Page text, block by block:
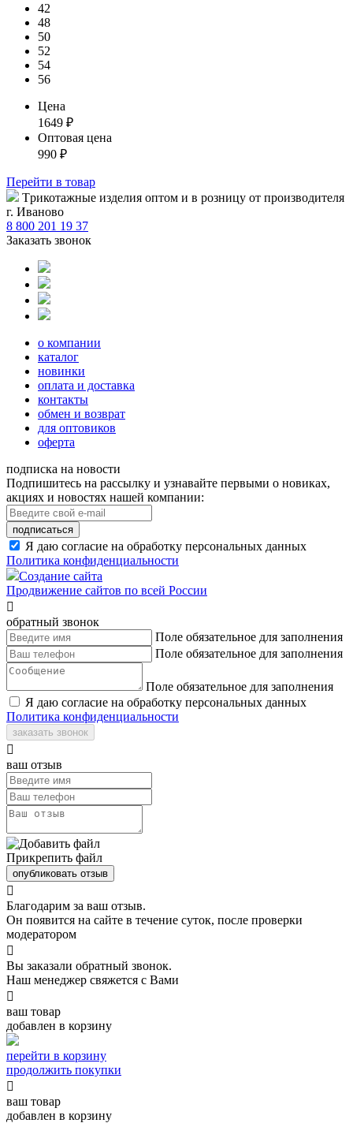
42
48
50
52
54
56
Цена
1649 ₽
Оптовая цена
990 ₽
Перейти в товар
Tрикотажные изделия оптом и в розницу от производителя
г. Иваново
8 800 201 19 37
Заказать звонок
о компании
каталог
новинки
оплата и доставка
контакты
обмен и возврат
для оптовиков
оферта
подписка на новости
Подпишитесь на рассылку и узнавайте первыми о новиках,
акциях и новостях нашей компании:
подписаться
Я даю согласие на обработку персональных данных
Политика конфиденциальности
Создание сайта
Продвижение сайтов по всей России

обратный звонок
Поле обязательное для заполнения
Поле обязательное для заполнения
Поле обязательное для заполнения
Я даю согласие на обработку персональных данных
Политика конфиденциальности
заказать звонок

ваш отзыв
Прикрепить файл
опубликовать отзыв

Благодарим за ваш отзыв.
Он появится на сайте в течение суток, после проверки
модератором

Вы заказали обратный звонок.
Наш менеджер свяжется с Вами

ваш товар
добавлен в корзину
перейти в корзину
продолжить покупки

ваш товар
добавлен в корзину